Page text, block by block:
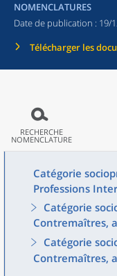
NOMENCLATURES
Date de publication : 19/
Télécharger les
RECHERCHE
NOMENCLATURE
Catégorie
Professions
Catégorie
Contremaîtres,
Catégorie
Contremaîtres,